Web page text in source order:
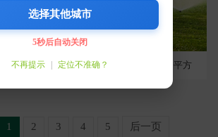
起一平方 自动喷灌系统30元起一平方
1 2 3 4 5 后一页
选择其他城市
5秒后自动关闭
不再提示 定位不准确？